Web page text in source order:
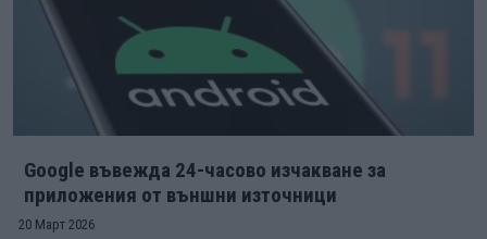
Google въвежда 24-часово изчакване за
приложения от външни източници
20 Март 2026